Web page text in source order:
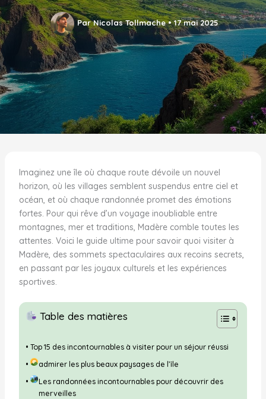
ParNicolas Tollmache•17 mai 2025
Imaginez une île où chaque route dévoile un nouvel
horizon, où les villages semblent suspendus entre ciel et
océan, et où chaque randonnée promet des émotions
fortes. Pour qui rêve d’un voyage inoubliable entre
montagnes, mer et traditions, Madère comble toutes les
attentes. Voici le guide ultime pour savoir quoi visiter à
Madère, des sommets spectaculaires aux recoins secrets,
en passant par les joyaux culturels et les expériences
sportives.
Table des matières
Top 15 des incontournables à visiter pour un séjour réussi
admirer les plus beaux paysages de l’île
Les randonnées incontournables pour découvrir des
merveilles